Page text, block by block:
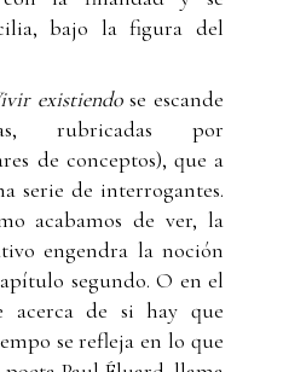
bajo la figura del
existiendose escande
rubricadas por
de conceptos), que a
serie de interrogantes.
acabamos de ver, la
engendra la noción
segundo. O en el
acerca de si hay que
se refleja en lo que